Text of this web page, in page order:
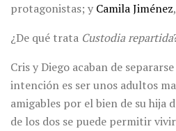
protagonistas; y Camila Jiménez
¿De qué trata Custodia repartida
Cris y Diego acaban de
intención es ser unos adultos
amigables por el bien de su hija
de los dos se puede permitir